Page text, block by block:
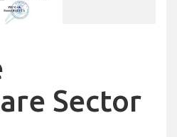
Sector